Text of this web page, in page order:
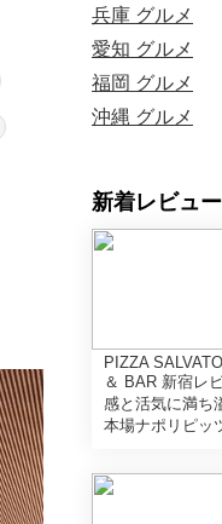
兵庫 グルメ
愛知 グルメ
福岡 グルメ
沖縄 グルメ
新着レビュー
PIZZA
＆ BAR 新宿レ
感と活気に満ち
本場ナポリピッ